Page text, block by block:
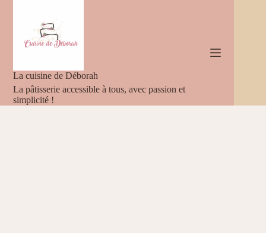
La cuisine de Déborah
La pâtisserie accessible à tous, avec passion et
simplicité !